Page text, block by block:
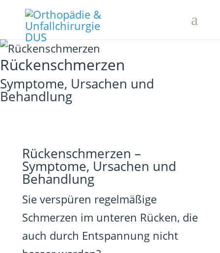
Rückenschmerzen
Symptome, Ursachen und
Behandlung
Rückenschmerzen –
Symptome, Ursachen und
Behandlung
Sie verspüren regelmäßige
Schmerzen im unteren Rücken, die
auch durch Entspannung nicht